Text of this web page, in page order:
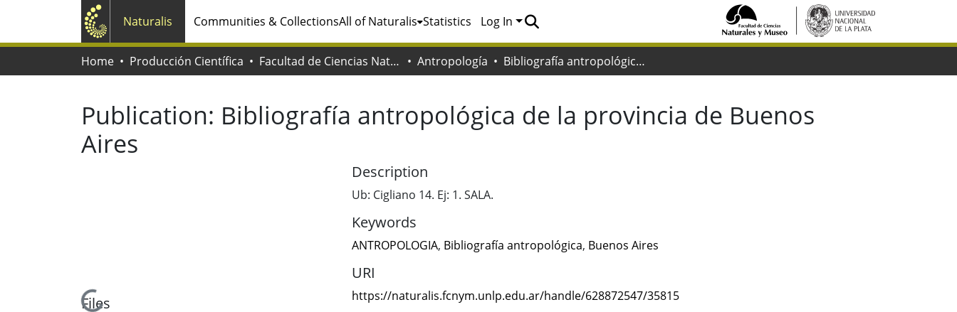
Naturalis Communities & CollectionsAll of Naturalis Statistics Log In
Home Producción Científica Facultad de Ciencias Naturales y Museo Antropología Bibliografía antropológica de la provincia de Buenos Aires
Publication: Bibliografía antropológica de la provincia de Buenos
Aires
Files
Description
Ub: Cigliano 14. Ej: 1. SALA.
Keywords
ANTROPOLOGIA, Bibliografía antropológica, Buenos Aires
URI
https://naturalis.fcnym.unlp.edu.ar/handle/628872547/35815